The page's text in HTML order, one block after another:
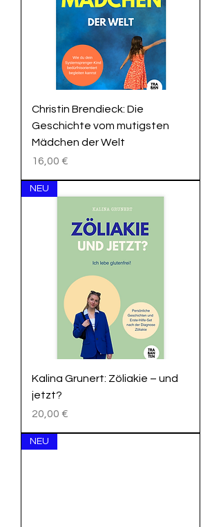
Christin Brendieck: Die
Geschichte vom mutigsten
Mädchen der Welt
Preis
16,00 €
NEU
Kalina Grunert: Zöliakie – und
jetzt?
Preis
20,00 €
NEU